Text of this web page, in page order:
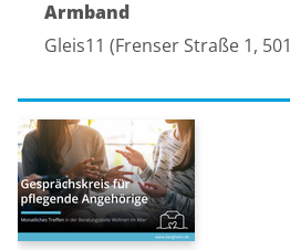
Armband
Gleis11 (Frenser Straße 1,